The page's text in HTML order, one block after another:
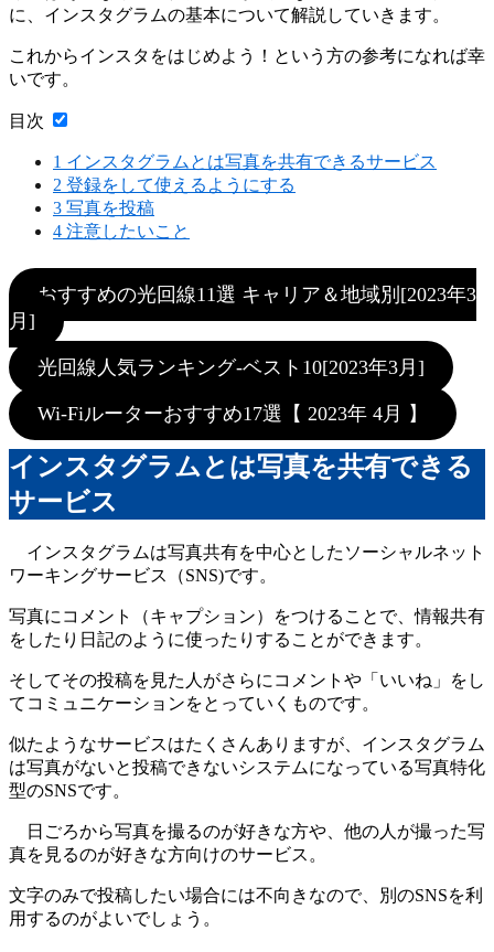
に、インスタグラムの基本について解説していきます。
これからインスタをはじめよう！という方の参考になれば幸
いです。
目次
1 インスタグラムとは写真を共有できるサービス
2 登録をして使えるようにする
3 写真を投稿
4 注意したいこと
おすすめの光回線11選 キャリア＆地域別[2023年3
月]
光回線人気ランキング-ベスト10[2023年3月]
Wi-Fiルーターおすすめ17選【 2023年 4月 】
インスタグラムとは写真を共有できる
サービス
インスタグラムは写真共有を中心としたソーシャルネット
ワーキングサービス（SNS)です。
写真にコメント（キャプション）をつけることで、情報共有
をしたり日記のように使ったりすることができます。
そしてその投稿を見た人がさらにコメントや「いいね」をし
てコミュニケーションをとっていくものです。
似たようなサービスはたくさんありますが、インスタグラム
は写真がないと投稿できないシステムになっている写真特化
型のSNSです。
日ごろから写真を撮るのが好きな方や、他の人が撮った写
真を見るのが好きな方向けのサービス。
文字のみで投稿したい場合には不向きなので、別のSNSを利
用するのがよいでしょう。